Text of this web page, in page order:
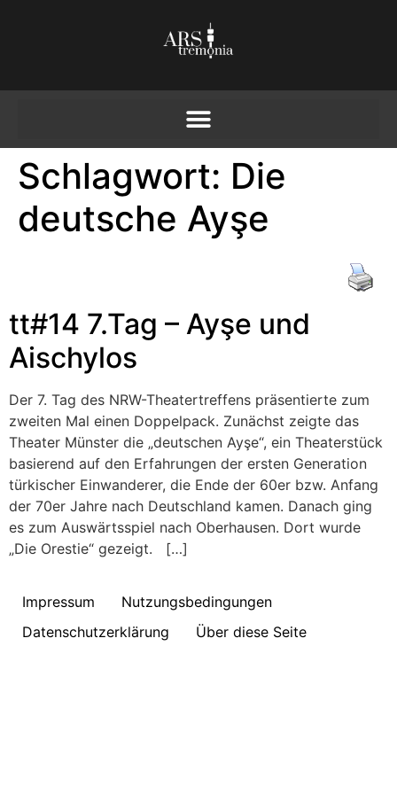
Schlagwort: Die
deutsche Ayşe
tt#14 7.Tag – Ayşe und
Aischylos
Der 7. Tag des NRW-Theatertreffens präsentierte zum
zweiten Mal einen Doppelpack. Zunächst zeigte das
Theater Münster die „deutschen Ayşe“, ein Theaterstück
basierend auf den Erfahrungen der ersten Generation
türkischer Einwanderer, die Ende der 60er bzw. Anfang
der 70er Jahre nach Deutschland kamen. Danach ging
es zum Auswärtsspiel nach Oberhausen. Dort wurde
„Die Orestie“ gezeigt. […]
Impressum
Nutzungsbedingungen
Datenschutzerklärung
Über diese Seite